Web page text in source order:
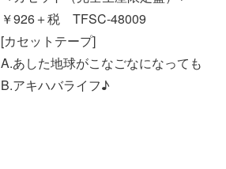
￥926＋税 TFSC-48009
[カセットテープ]
A.あした地球がこなごなになっても
B.アキハバライフ♪